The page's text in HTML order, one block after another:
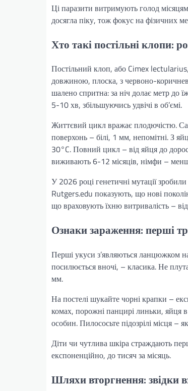
Ці паразити витримують голод
досягла піку, тож фокус на фізичних
Хто такі постільні клопи:
Постільний клоп, або Cimex
довжиною, плоска, з червоно-
шалено спритна: за ніч долає метр до
5-10 хв, збільшуючись удвічі в об’ємі.
Життєвий цикл вражає плодючістю.
поверхонь – білі, 1 мм, непомітні. З
30°C. Повний цикл – від яйця до
виживають 6-12 місяців, німфи –
У 2026 році генетичні мутації
Rutgers.edu показують, що нові
що враховують їхню витривалість –
Ознаки зараження: перші
Перші укуси з’являються ланцюжком
посилюється вночі, – класика. Не
мм.
На постелі шукайте чорні крапки –
комах, порожні панцирі линьки, яйця
особин. Пилососьте підозрілі місця –
Діти чи чутлива шкіра страждають
експоненційно, до тисяч за місяць.
Шляхи вторгнення: звідки